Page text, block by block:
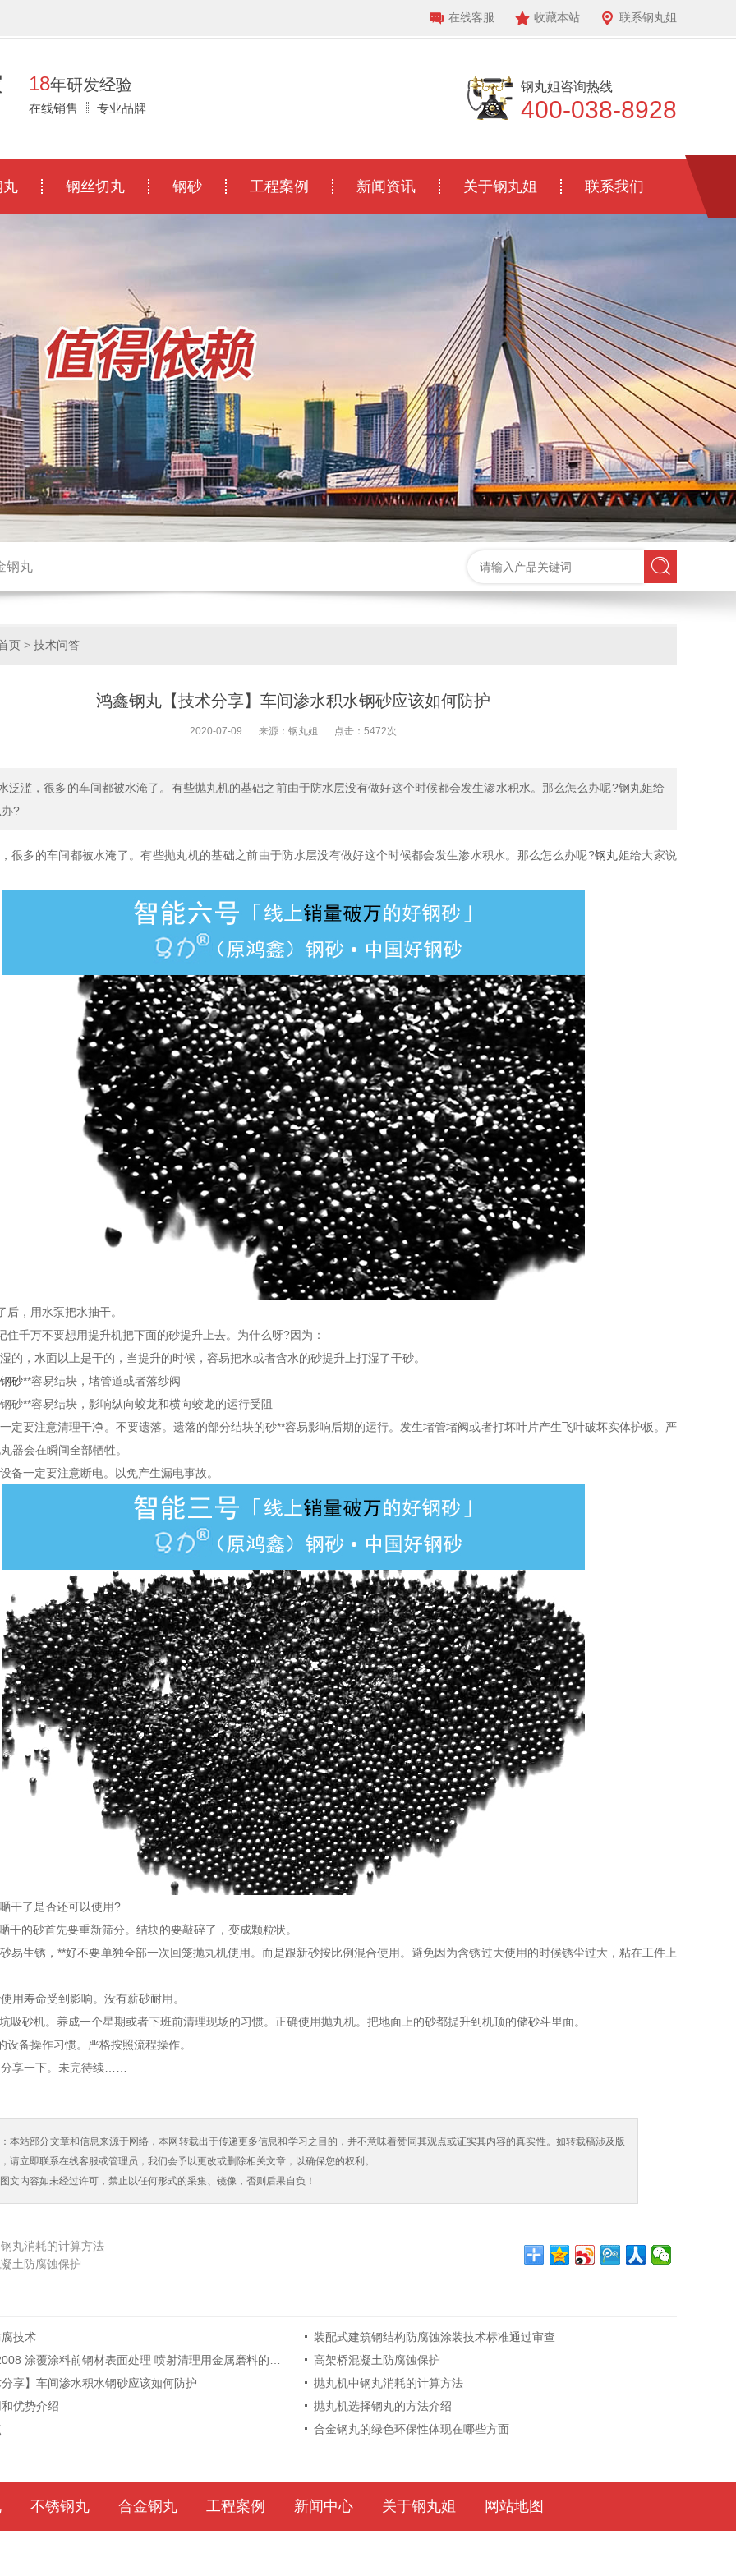
在线客服 收藏本站 联系钢丸姐
18年研发经验
在线销售 专业品牌
钢丸姐咨询热线
400-038-8928
丸 钢丝切丸 钢砂 工程案例 新闻资讯 关于钢丸姐 联系我们
钢丸
页 > 技术问答
鸿鑫钢丸【技术分享】车间渗水积水钢砂应该如何防护
2020-07-09 来源：钢丸姐 点击：5472次
泛滥，很多的车间都被水淹了。有些抛丸机的基础之前由于防水层没有做好这个时候都会发生渗水积水。那么怎么办呢?钢丸姐给
?
多的车间都被水淹了。有些抛丸机的基础之前由于防水层没有做好这个时候都会发生渗水积水。那么怎么办呢?钢丸姐给大家说
，用水泵把水抽干。
千万不要想用提升机把下面的砂提升上去。为什么呀?因为：
，水面以上是干的，当提升的时候，容易把水或者含水的砂提升上打湿了干砂。
钢砂**容易结块，堵管道或者落纱阀
**容易结块，影响纵向蛟龙和横向蛟龙的运行受阻
要注意清理干净。不要遗落。遗落的部分结块的砂**容易影响后期的运行。发生堵管堵阀或者打坏叶片产生飞叶破坏实体护板。严
器会在瞬间全部牺牲。
一定要注意断电。以免产生漏电事故。
了是否还可以使用?
的砂首先要重新筛分。结块的要敲碎了，变成颗粒状。
生锈，**好不要单独全部一次回笼抛丸机使用。而是跟新砂按比例混合使用。避免因为含锈过大使用的时候锈尘过大，粘在工件上
寿命受到影响。没有薪砂耐用。
砂机。养成一个星期或者下班前清理现场的习惯。正确使用抛丸机。把地面上的砂都提升到机顶的储砂斗里面。
备操作习惯。严格按照流程操作。
享一下。未完待续……
本站部分文章和信息来源于网络，本网转载出于传递更多信息和学习之目的，并不意味着赞同其观点或证实其内容的真实性。如转载稿涉及版
请立即联系在线客服或管理员，我们会予以更改或删除相关文章，以确保您的权利。
文内容如未经过许可，禁止以任何形式的采集、镜像，否则后果自负！
丸消耗的计算方法
土防腐蚀保护
技术
装配式建筑钢结构防腐蚀涂装技术标准通过审查
覆涂料前钢材表面处理 喷射清理用金属磨料的技术要求 低碳铸钢丸
高架桥混凝土防腐蚀保护
享】车间渗水积水钢砂应该如何防护
抛丸机中钢丸消耗的计算方法
优势介绍
抛丸机选择钢丸的方法介绍
合金钢丸的绿色环保性体现在哪些方面
不锈钢丸 合金钢丸 工程案例 新闻中心 关于钢丸姐 网站地图